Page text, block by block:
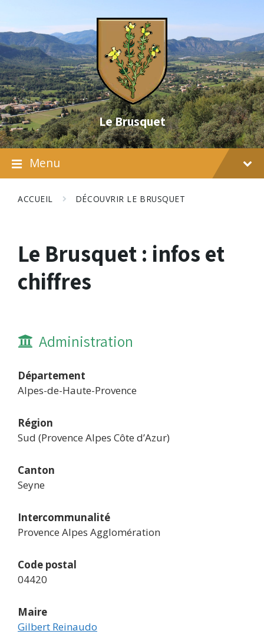
content
main
navigation
footer
Le Brusquet
Menu
ACCUEIL DÉCOUVRIR LE BRUSQUET
Le Brusquet : infos et
chiffres
Administration
Département
Alpes-de-Haute-Provence
Région
Sud (Provence Alpes Côte d’Azur)
Canton
Seyne
Intercommunalité
Provence Alpes Agglomération
Code postal
04420
Maire
Gilbert Reinaudo